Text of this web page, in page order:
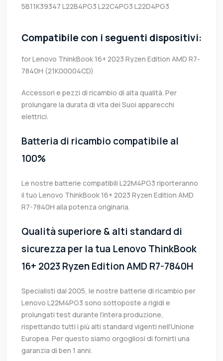
5B11K39347 L22B4PG3 L22C4PG3 L22D4PG3
Compatibile con i seguenti dispositivi:
for Lenovo ThinkBook 16+ 2023 Ryzen Edition AMD R7-
7840H (21K00004CD)
Accessori e pezzi di ricambio di alta qualità. Per
prolungare la durata di vita dei Suoi apparecchi
elettrici.
Batteria di ricambio compatibile al
100%
Le nostre batterie compatibili L22M4PG3 riporteranno
il tuo Lenovo ThinkBook 16+ 2023 Ryzen Edition AMD
R7-7840H alla potenza originaria.
Qualità superiore & alti standard di
sicurezza per la tua Lenovo ThinkBook
16+ 2023 Ryzen Edition AMD R7-7840H
Specialisti dal 2005, le nostre batterie di ricambio per
Lenovo L22M4PG3 sono sottoposte a rigidi e
prolungati test durante l’intera produzione,
rispettando tutti i più alti standard vigenti nell’Unione
Europea. Per questo siamo orgogliosi di fornirti una
garanzia di ben 1 anni.